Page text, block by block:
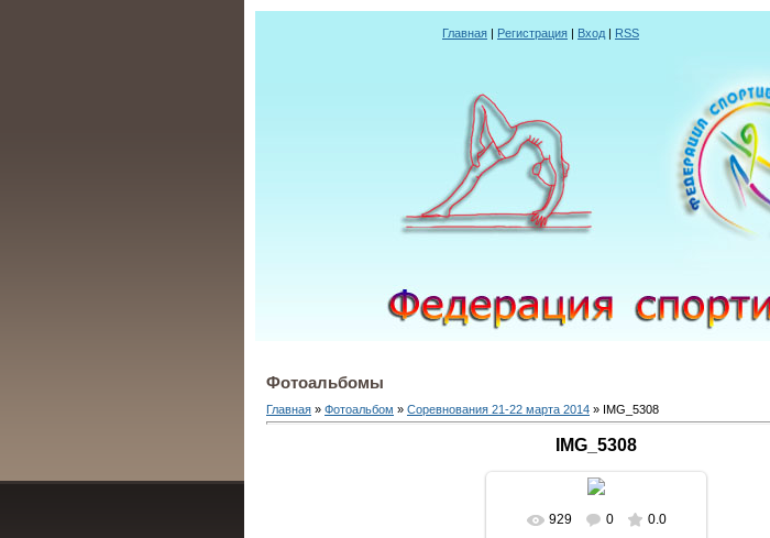
Главная | Регистрация | Вход | RSS
Фотоальбомы
Главная » Фотоальбом » Соревнования 21-22 марта 2014 » IMG_5308
IMG_5308
В реальном размере
929 0 0.0